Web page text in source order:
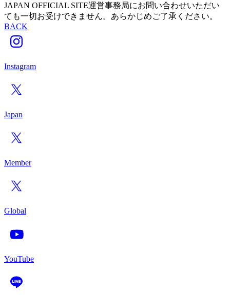
JAPAN OFFICIAL SITE運営事務局にお問い合わせいただい
ても一切お受けできません。あらかじめご了承ください。
BACK
Instagram
Japan
Member
Global
YouTube